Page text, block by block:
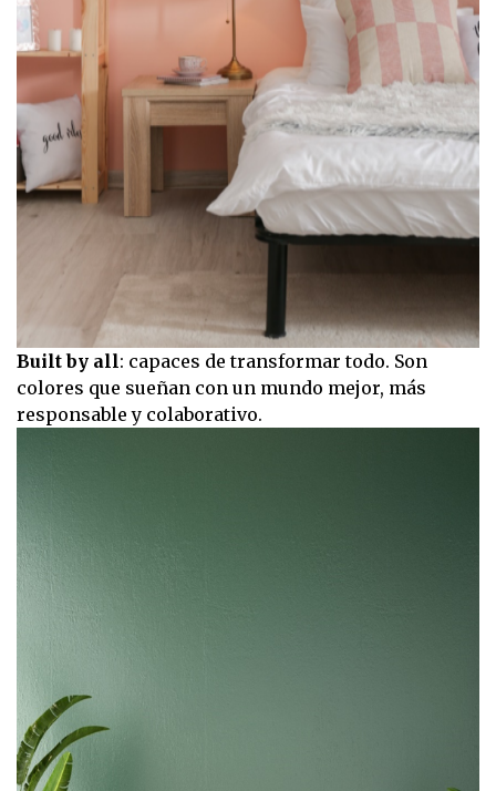
Built by all: capaces de transformar todo. Son
colores que sueñan con un mundo mejor, más
responsable y colaborativo.